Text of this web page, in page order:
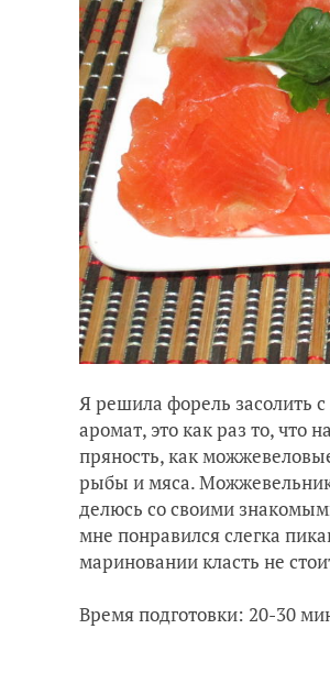
Я решила форель засолить
аромат, это как раз то, что
пряность, как
рыбы и мяса. Можжевельник
делюсь со своими
мне понравился слегка
мариновании класть не
Время подготовки: 20-30